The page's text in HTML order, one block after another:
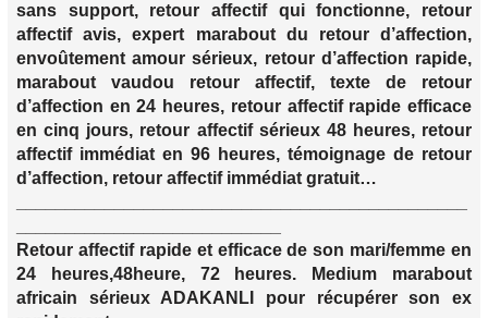
sans support, retour affectif qui fonctionne, retour
affectif avis, expert marabout du retour d’affection,
envoûtement amour sérieux, retour d’affection rapide,
marabout vaudou retour affectif, texte de retour
d’affection en 24 heures, retour affectif rapide efficace
en cinq jours, retour affectif sérieux 48 heures, retour
affectif immédiat en 96 heures, témoignage de retour
d’affection, retour affectif immédiat gratuit…
Retour affectif rapide et efficace de son mari/femme en
24 heures,48heure, 72 heures. Medium marabout
africain sérieux ADAKANLI pour récupérer son ex